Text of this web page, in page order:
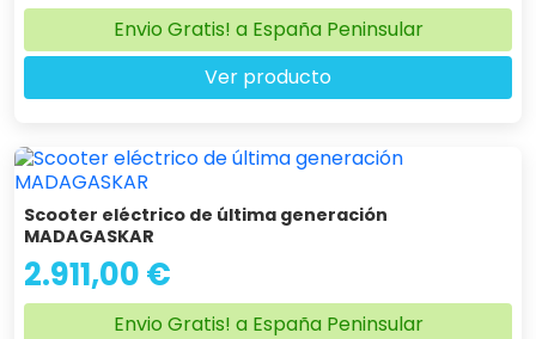
Envio Gratis! a España Peninsular
Ver producto
Scooter eléctrico de última generación
MADAGASKAR
2.911,00 €
Envio Gratis! a España Peninsular